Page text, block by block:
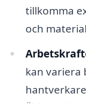
tillkomma
och
kan variera